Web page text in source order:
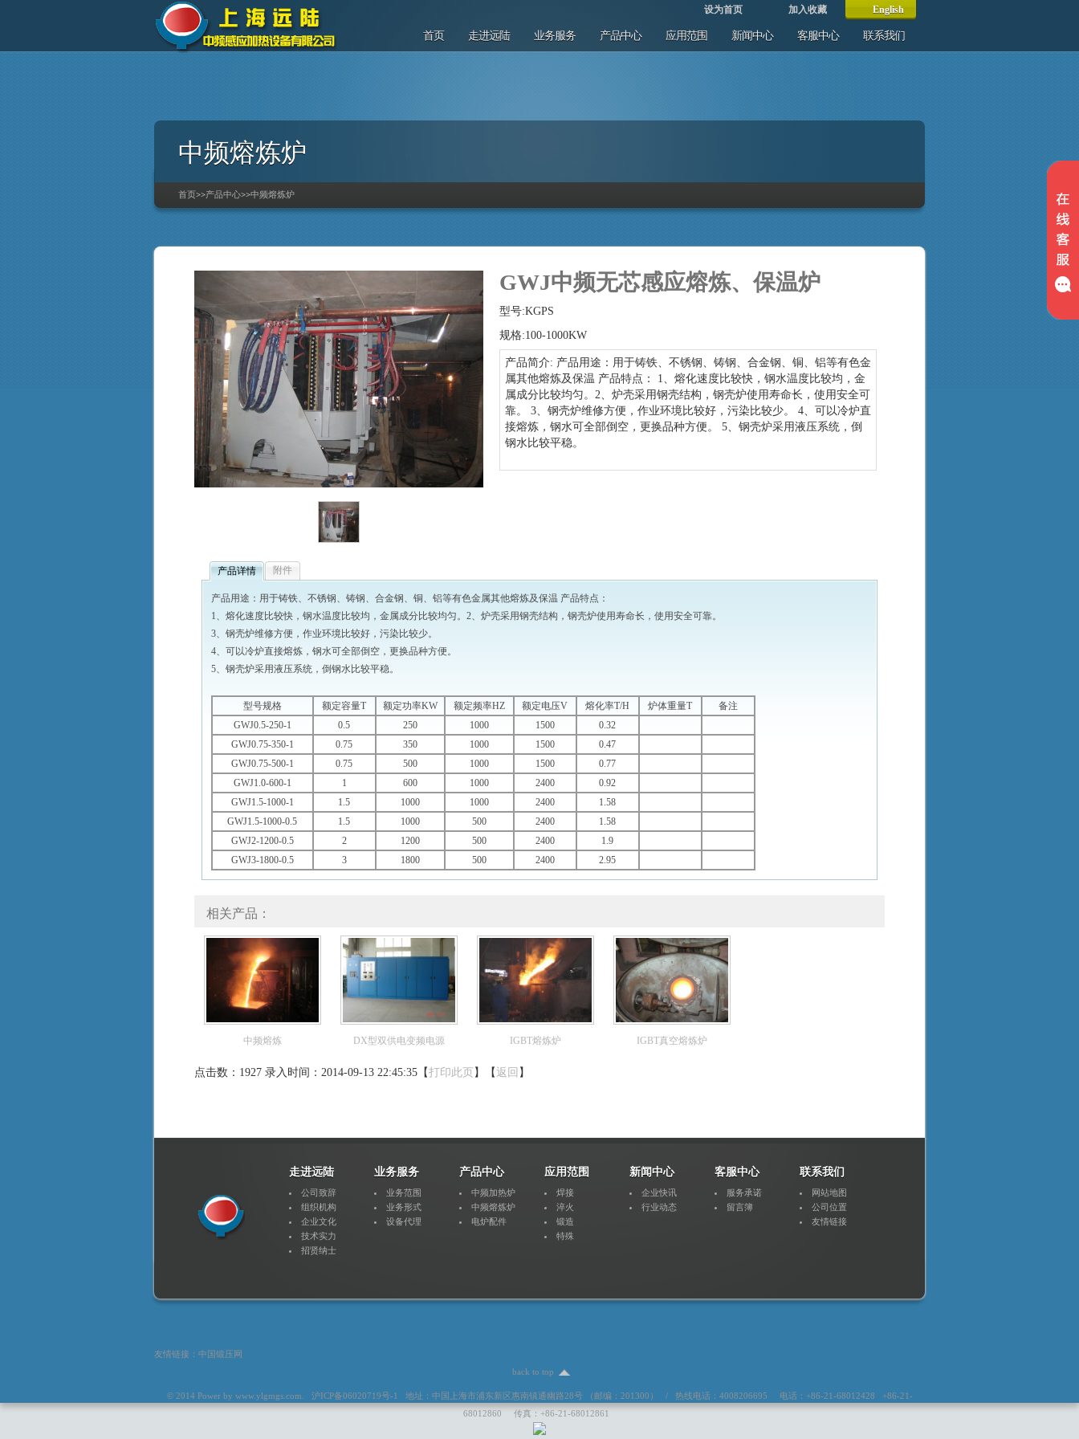
English
加入收藏
设为首页
首页 走进远陆 业务服务 产品中心 应用范围 新闻中心 客服中心 联系我们
中频熔炼炉
首页>>产品中心>>中频熔炼炉
GWJ中频无芯感应熔炼、保温炉
型号:KGPS
规格:100-1000KW
产品简介: 产品用途：用于铸铁、不锈钢、铸钢、合金钢、铜、铝等有色金
属其他熔炼及保温 产品特点： 1、熔化速度比较快，钢水温度比较均，金
属成分比较均匀。2、炉壳采用钢壳结构，钢壳炉使用寿命长，使用安全可
靠。 3、钢壳炉维修方便，作业环境比较好，污染比较少。 4、可以冷炉直
接熔炼，钢水可全部倒空，更换品种方便。 5、钢壳炉采用液压系统，倒
钢水比较平稳。
产品详情 附件
产品用途：用于铸铁、不锈钢、铸钢、合金钢、铜、铝等有色金属其他熔炼及保温 产品特点：
1、熔化速度比较快，钢水温度比较均，金属成分比较均匀。2、炉壳采用钢壳结构，钢壳炉使用寿命长，使用安全可靠。
3、钢壳炉维修方便，作业环境比较好，污染比较少。
4、可以冷炉直接熔炼，钢水可全部倒空，更换品种方便。
5、钢壳炉采用液压系统，倒钢水比较平稳。
型号规格 额定容量T 额定功率KW 额定频率HZ 额定电压V 熔化率T/H 炉体重量T
备注
GWJ0.5-250-1
0.5 250 1000 1500
0.32
GWJ0.75-350-1
0.75 350 1000 1500
0.47
GWJ0.75-500-1
0.75 500 1000 1500
0.77
GWJ1.0-600-1
1 600 1000 2400
0.92
GWJ1.5-1000-1
1.5 1000 1000 2400
1.58
GWJ1.5-1000-0.5
1.5 1000 500 2400
1.58
GWJ2-1200-0.5
2 1200 500 2400
1.9
GWJ3-1800-0.5
3 1800 500 2400 2.95
相关产品：
中频熔炼 DX型双供电变频电源 IGBT熔炼炉 IGBT真空熔炼炉
点击数：1927 录入时间：2014-09-13 22:45:35【打印此页 】【返回 】
走进远陆
公司致辞
组织机构
企业文化
技术实力
招贤纳士
业务服务
业务范围
业务形式
设备代理
产品中心
中频加热炉
中频熔炼炉
电炉配件
应用范围
焊接
淬火
锻造
特殊
新闻中心
企业快讯
行业动态
客服中心
服务承诺
留言簿
联系我们
网站地图
公司位置
友情链接
友情链接： 中国锻压网
back to top
© 2014 Power by www.ylgmgs.com . 沪ICP备06020719号-1 地址：中国上海市浦东新区惠南镇通幽路28号 （邮编：201300） / 热线电话：4008206695 电话：+86-21-68012428 +86-21-
68012860 传真：+86-21-68012861